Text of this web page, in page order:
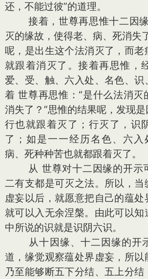
还，不能过彼”的道理。
接着，世尊再思惟十二因缘
灭的缘故，使得老、病、死消失
呢，是出生这个法消灭了，而老
就跟着消灭了。接着再思惟，
爱、受、触、六入处、名色、识
着 世尊再思惟：“是什么法消灭
消失了？”思惟的结果呢，发现是
行也就跟着灭了；行灭了，识
了；如是一一经历名色、六入
病、死种种苦也就都跟着灭了。
从 世尊对十二因缘的开示
二有支都是可灭之法。所以，当
虚妄以后，就愿意把自己的蕴处
就可以入无余涅槃。由此可以知
中所说的识就是识阴六识。
从十因缘、十二因缘的开
道，缘觉观察蕴处界虚妄，所以
乃至能够断五下分结、五上分结